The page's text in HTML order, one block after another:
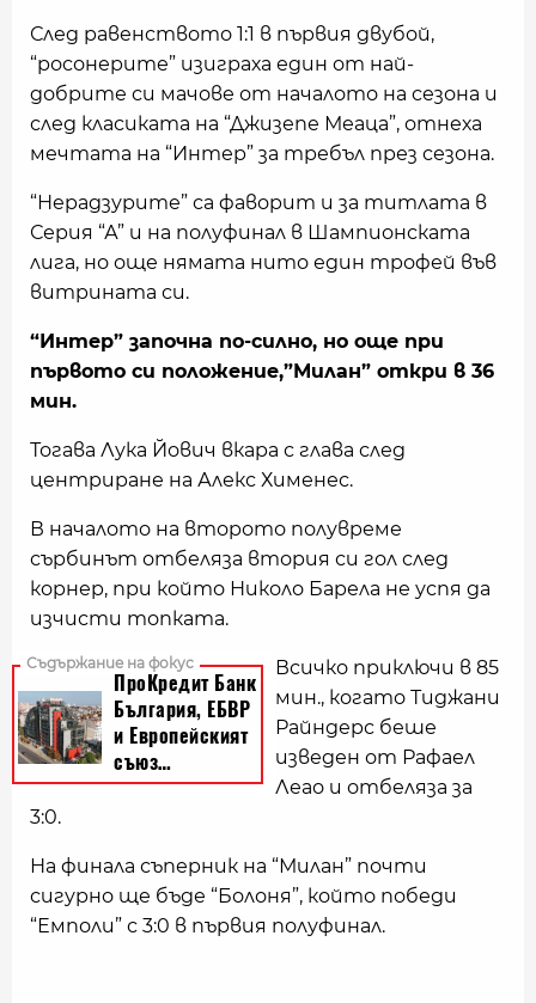
След равенството 1:1 в първия двубой,
“росонерите” изиграха един от най-
добрите си мачове от началото на сезона и
след класиката на “Джизепе Меаца”, отнеха
мечтата на “Интер” за требъл през сезона.
“Нерадзурите” са фаворит и за титлата в
Серия “А” и на полуфинал в Шампионската
лига, но още нямата нито един трофей във
витрината си.
“Интер” започна по-силно, но още при
първото си положение,”Милан” откри в 36
мин.
Тогава Лука Йович вкара с глава след
центриране на Алекс Хименес.
В началото на второто полувреме
сърбинът отбеляза втория си гол след
корнер, при който Николо Барела не успя да
изчисти топката.
Всичко приключи в 85
мин., когато Тиджани
Райндерс беше
изведен от Рафаел
Леао и отбеляза за
3:0.
На финала съперник на “Милан” почти
сигурно ще бъде “Болоня”, който победи
“Емполи” с 3:0 в първия полуфинал.